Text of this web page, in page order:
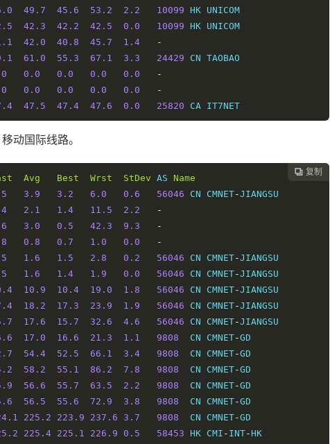
49.7 45.6 53.2 2.2 10099 HK UNICOM
42.3 42.2 42.5 0.0 10099 HK UNICOM
42.0 40.8 45.7 1.4
-
61.0 55.3 67.1 3.3 24429 CN TAOBAO
0.0 0.0 0.0 0.0
-
0.0 0.0 0.0 0.0
-
47.5 47.4 47.6 0.0 25820 CA IT7NET
动国际线路。
 复制
Avg Best Wrst StDev AS Name
3.9 3.2 6.0 0.6 56046 CN CMNET-JIANGSU
2.1 1.4 11.5 2.2
-
3.0 0.5 42.3 9.3
-
0.8 0.7 1.0 0.0
-
1.6 1.5 2.8 0.2 56046 CN CMNET-JIANGSU
1.6 1.4 1.9 0.0 56046 CN CMNET-JIANGSU
10.9 10.4 19.0 1.8 56046 CN CMNET-JIANGSU
18.2 17.3 23.9 1.9 56046 CN CMNET-JIANGSU
17.6 15.7 32.6 4.6 56046 CN CMNET-JIANGSU
17.0 16.6 21.3 1.1 9808
  CN CMNET
-GD
54.4 52.5 66.1 3.4 9808
  CN CMNET
-GD
58.2 55.1 86.2 7.8 9808
  CN CMNET
-GD
56.6 55.7 63.5 2.2 9808
  CN CMNET
-GD
56.5 55.6 72.9 3.8 9808
  CN CMNET
-GD
225.2 223.9 237.6 3.7 9808
  CN CMNET
-GD
225.4 225.1 226.9 0.5 58453 HK CMI - INT-HK